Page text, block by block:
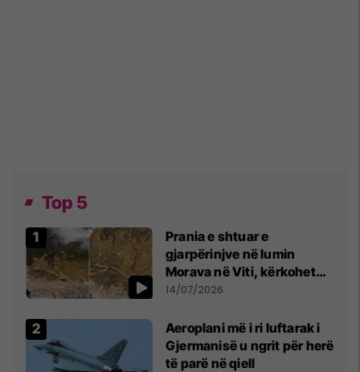
Top 5
Prania e shtuar e
gjarpërinjve në lumin
Morava në Viti, kërkohet
kujdes nga qytetarët
14/07/2026
Aeroplani më i ri luftarak i
Gjermanisë u ngrit për herë
të parë në qiell